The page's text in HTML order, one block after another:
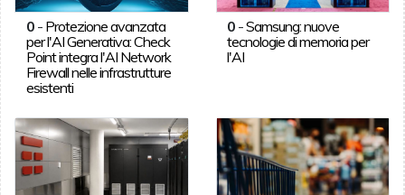
0- Protezione avanzata
per l'AI Generativa: Check
Point integra l'AI Network
Firewall nelle infrastrutture
esistenti
0 -Samsung: nuove
tecnologie di memoria per
l'AI